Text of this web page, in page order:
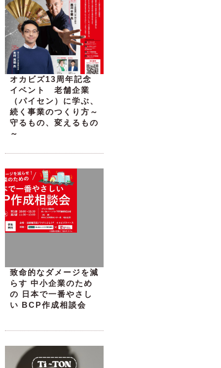
オカビズ13周年記念
イベント 老舗企業
（パイセン）に学ぶ、
続く事業のつくり方～
守るもの、変えるもの
～
致命的なダメージを減
らす 中小企業のため
の 日本で一番やさし
い BCP作成相談会